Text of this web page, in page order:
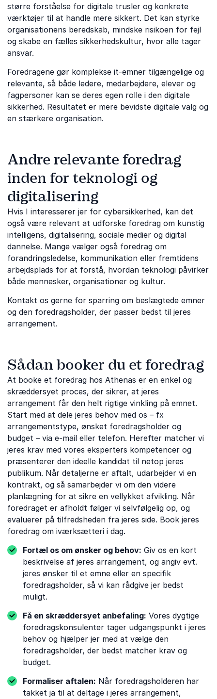
større forståelse for digitale trusler og konkrete
værktøjer til at handle mere sikkert. Det kan styrke
organisationens beredskab, mindske risikoen for fejl
og skabe en fælles sikkerhedskultur, hvor alle tager
ansvar.
Foredragene gør komplekse it-emner tilgængelige og
relevante, så både ledere, medarbejdere, elever og
fagpersoner kan se deres egen rolle i den digitale
sikkerhed. Resultatet er mere bevidste digitale valg og
en stærkere organisation.
Andre relevante foredrag
inden for teknologi og
digitalisering
Hvis I interesserer jer for cybersikkerhed, kan det
også være relevant at udforske foredrag om kunstig
intelligens, digitalisering, sociale medier og digital
dannelse. Mange vælger også foredrag om
forandringsledelse, kommunikation eller fremtidens
arbejdsplads for at forstå, hvordan teknologi påvirker
både mennesker, organisationer og kultur.
Kontakt os gerne for sparring om beslægtede emner
og den foredragsholder, der passer bedst til jeres
arrangement.
Sådan booker du et foredrag
At booke et foredrag hos Athenas er en enkel og
skræddersyet proces, der sikrer, at jeres
arrangement får den helt rigtige vinkling på emnet.
Start med at dele jeres behov med os – fx
arrangementstype, ønsket foredragsholder og
budget – via e-mail eller telefon. Herefter matcher vi
jeres krav med vores eksperters kompetencer og
præsenterer den ideelle kandidat til netop jeres
publikum. Når detaljerne er aftalt, udarbejder vi en
kontrakt, og så samarbejder vi om den videre
planlægning for at sikre en vellykket afvikling. Når
foredraget er afholdt følger vi selvfølgelig op, og
evaluerer på tilfredsheden fra jeres side. Book jeres
foredrag om iværksætteri i dag.
Fortæl os om ønsker og behov: Giv os en kort
beskrivelse af jeres arrangement, og angiv evt.
jeres ønsker til et emne eller en specifik
foredragsholder, så vi kan rådgive jer bedst
muligt.
Få en skræddersyet anbefaling: Vores dygtige
foredragskonsulenter tager udgangspunkt i jeres
behov og hjælper jer med at vælge den
foredragsholder, der bedst matcher krav og
budget.
Formaliser aftalen: Når foredragsholderen har
takket ja til at deltage i jeres arrangement,